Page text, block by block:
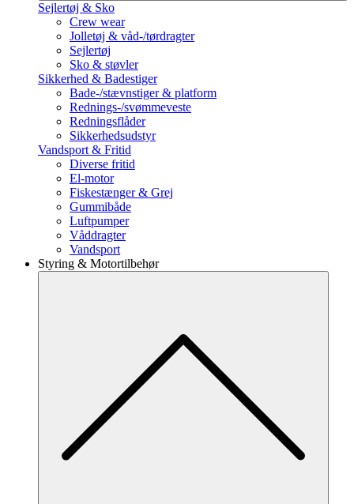
Sejlertøj & Sko
Crew wear
Jolletøj & våd-/tørdragter
Sejlertøj
Sko & støvler
Sikkerhed & Badestiger
Bade-/stævnstiger & platform
Rednings-/svømmeveste
Redningsflåder
Sikkerhedsudstyr
Vandsport & Fritid
Diverse fritid
El-motor
Fiskestænger & Grej
Gummibåde
Luftpumper
Våddragter
Vandsport
Styring & Motortilbehør